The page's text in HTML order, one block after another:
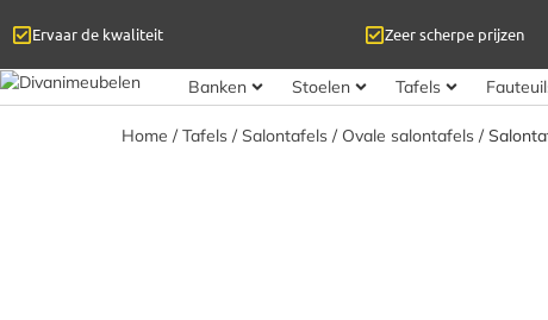
Ervaar de kwaliteit Zeer scherpe prijzen
Banken Stoelen Tafels
Home /Tafels /Salontafels / Ovale salontafels /